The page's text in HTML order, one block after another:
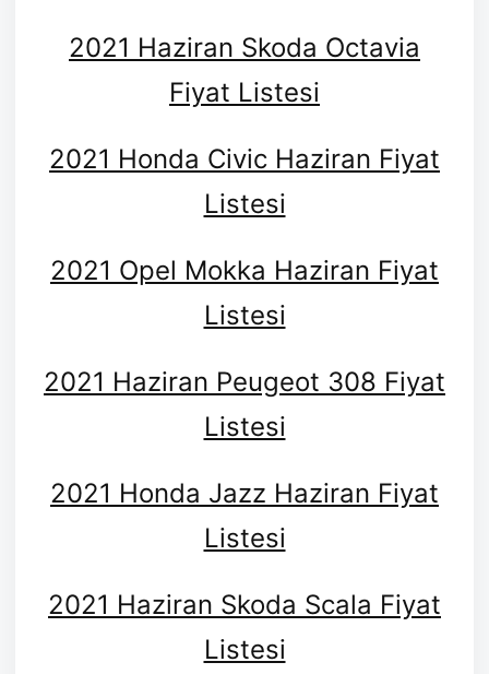
2021 Haziran Skoda Octavia
Fiyat Listesi
2021 Honda Civic Haziran Fiyat
Listesi
2021 Opel Mokka Haziran Fiyat
Listesi
2021 Haziran Peugeot 308 Fiyat
Listesi
2021 Honda Jazz Haziran Fiyat
Listesi
2021 Haziran Skoda Scala Fiyat
Listesi